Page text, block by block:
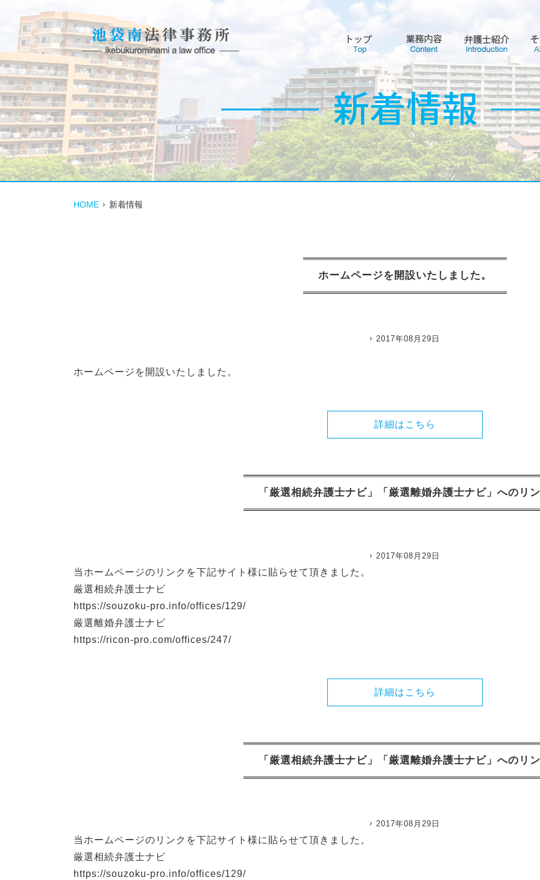
HOME 新着情報
ホームページを開設いたしました。
2017年08月29日
ホームページを開設いたしました。
詳細はこちら
「厳選相続弁護士ナビ」「厳選離婚弁護士ナビ」へのリ
2017年08月29日
当ホームページのリンクを下記サイト様に貼らせて頂きました。
厳選相続弁護士ナビ
https://souzoku-pro.info/offices/129/
厳選離婚弁護士ナビ
https://ricon-pro.com/offices/247/
詳細はこちら
「厳選相続弁護士ナビ」「厳選離婚弁護士ナビ」へのリ
2017年08月29日
当ホームページのリンクを下記サイト様に貼らせて頂きました。
厳選相続弁護士ナビ
https://souzoku-pro.info/offices/129/